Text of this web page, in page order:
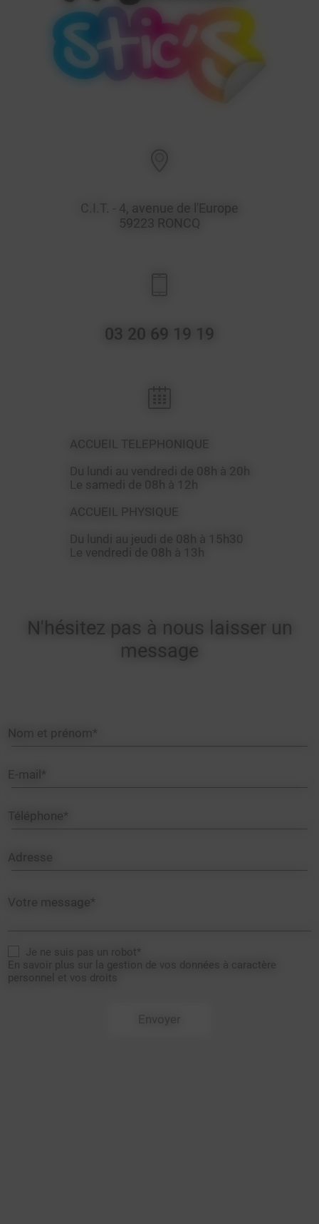
C.I.T. - 4, avenue de l'Europe
59223
RONCQ
03 20 69 19 19
ACCUEIL TELEPHONIQUE
Du lundi au vendredi de 08h à 20h
Le samedi de 08h à 12h
ACCUEIL PHYSIQUE
Du lundi au jeudi de 08h à 15h30
Le vendredi de 08h à 13h
N'hésitez pas à nous laisser un
message
Nom et prénom*
E-mail*
Téléphone*
Adresse
Votre message*
Je ne suis pas un robot*
En savoir plus sur la gestion de vos données à caractère
personnel et vos droits